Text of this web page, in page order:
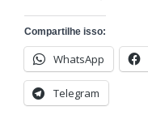
Compartilhe isso:
WhatsApp
Telegram